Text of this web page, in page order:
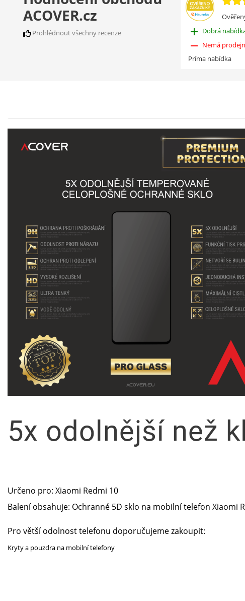
5x odolnější než
Určeno pro: Xiaomi Redmi 10
Balení obsahuje: Ochranné 5D sklo na mobilní telefon Xiaomi
Pro větší odolnost telefonu doporučujeme zakoupit:
Kryty a pouzdra na mobilní telefony
ACOVER.cz
Prohlédnout všechny recenze add Dobrá
remove Nemá
Príma nabídka